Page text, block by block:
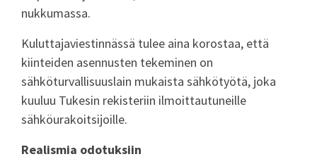
nukkumassa.
Kuluttajaviestinnässä tulee aina korostaa, että
kiinteiden asennusten tekeminen on
sähköturvallisuuslain mukaista sähkötyötä, joka
kuuluu Tukesin rekisteriin ilmoittautuneille
sähköurakoitsijoille.
Realismia odotuksiin